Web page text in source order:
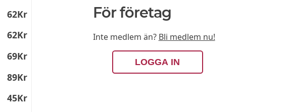
62Kr
62Kr
69Kr
89Kr
45Kr
För företag
Inte medlem än? Bli medlem nu!
LOGGA IN